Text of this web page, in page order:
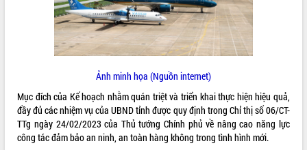
QUY HOẠCH - KẾ HOẠCH
Ảnh minh họa (Nguồn internet)
Mục đích của Kế hoạch nhằm quán triệt và triển khai thực hiện hiệu quả,
đầy đủ các nhiệm vụ của UBND tỉnh được quy định trong Chỉ thị số 06/CT-
TTg ngày 24/02/2023 của Thủ tướng Chính phủ về nâng cao năng lực
công tác đảm bảo an ninh, an toàn hàng không trong tình hình mới.